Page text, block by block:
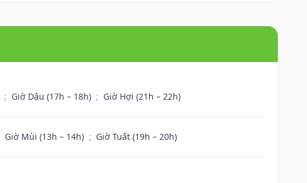
; Giờ Dậu (17h – 18h) ; Giờ Hợi (21h – 22h)
Giờ Mùi (13h – 14h) ; Giờ Tuất (19h – 20h)